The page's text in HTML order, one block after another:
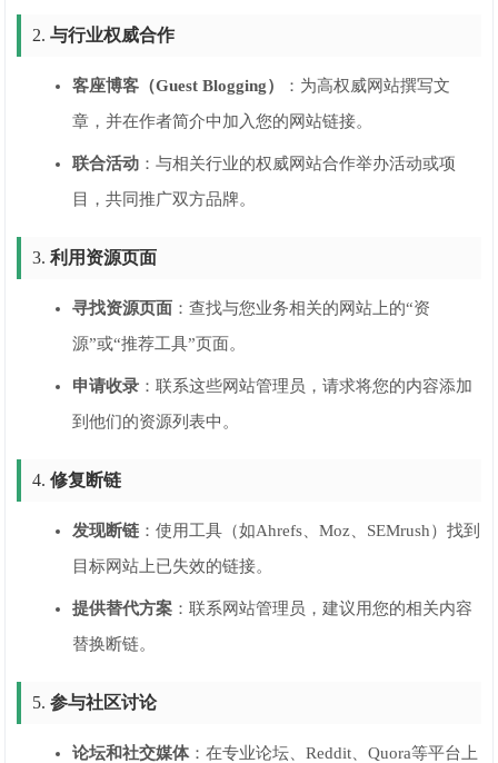
2.与行业权威合作
客座博客（Guest Blogging）
：为高权威网站撰写文
章，并在作者简介中加入您的网站链接。
联合活动 ：与相关行业的权威网站合作举办活动或项
目，共同推广双方品牌。
3.利用资源页面
寻找资源页面 ：查找与您业务相关的网站上的“资
源”或“推荐工具”页面。
申请收录 ：联系这些网站管理员，请求将您的内容添加
到他们的资源列表中。
4.修复断链
发现断链 ：使用工具（如Ahrefs、Moz、SEMrush）找到
目标网站上已失效的链接。
提供替代方案 ：联系网站管理员，建议用您的相关内容
替换断链。
5.参与社区讨论
论坛和社交媒体：在专业论坛、Reddit、Quora等平台上